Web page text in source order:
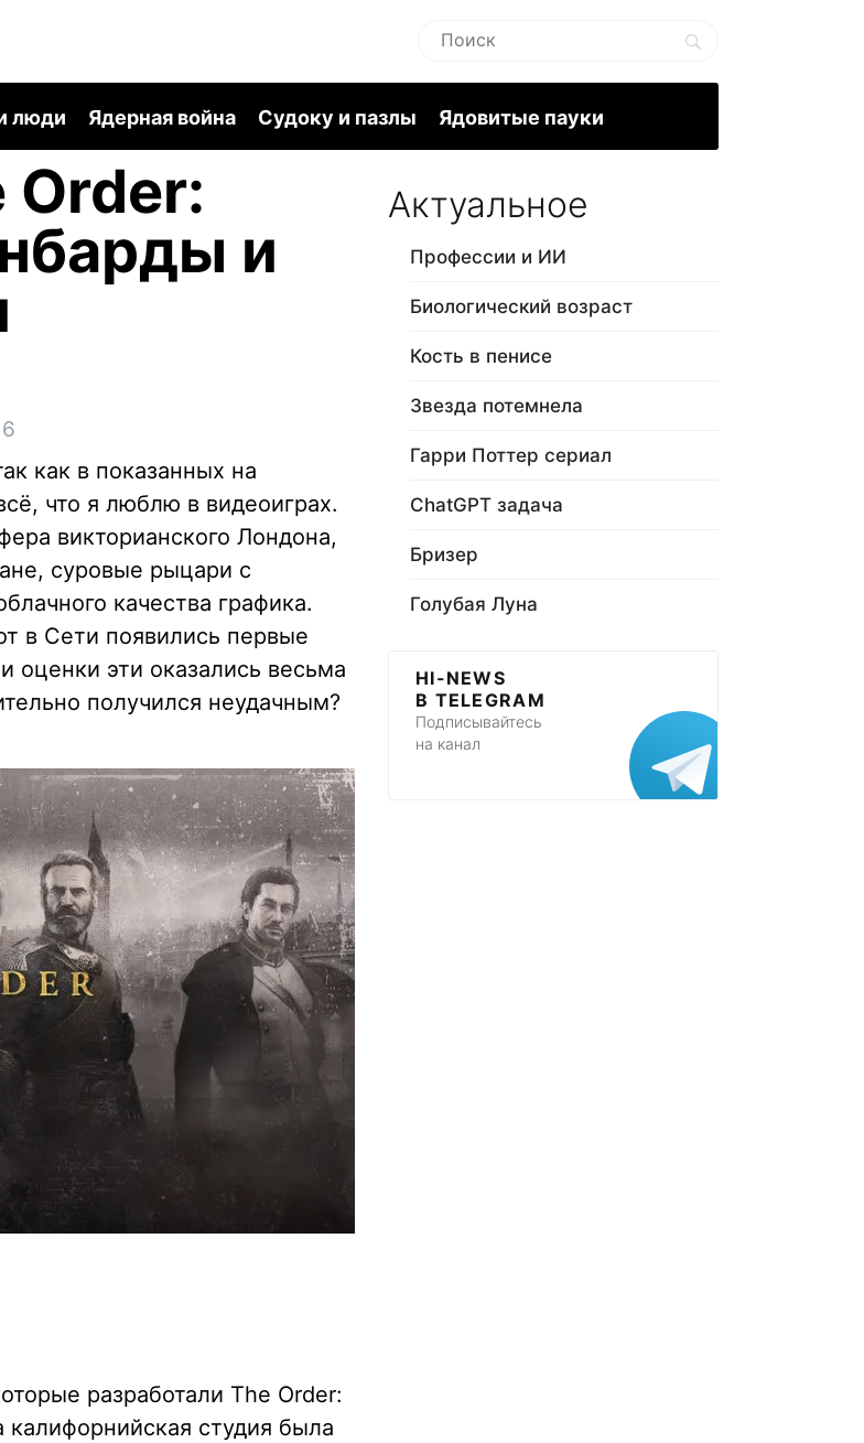
люди Ядерная война Судоку и пазлы Ядовитые пауки
Order:
и
как в показанных на
что я люблю в видеоиграх.
викторианского Лондона,
суровые рыцари с
качества графика.
в Сети появились первые
оценки эти оказались весьма
получился неудачным?
разработали The Order:
калифорнийская студия была
Актуальное
Профессии и ИИ
Биологический возраст
Кость в пенисе
Звезда потемнела
Гарри Поттер сериал
ChatGPT задача
Бризер
Голубая Луна
HI-NEWS
В TELEGRAM
Подписывайтесь
на канал